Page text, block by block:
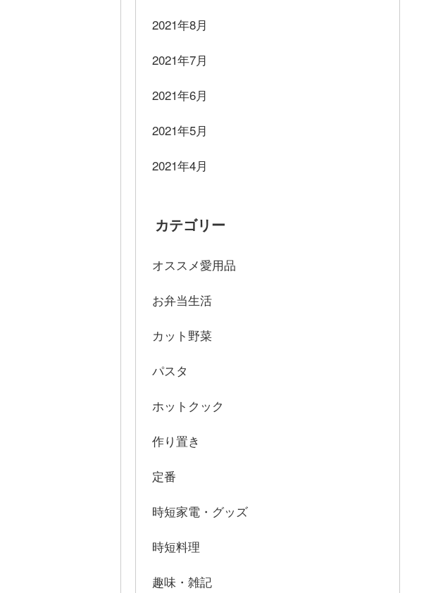
2021年8月
2021年7月
2021年6月
2021年5月
2021年4月
カテゴリー
オススメ愛用品
お弁当生活
カット野菜
パスタ
ホットクック
作り置き
定番
時短家電・グッズ
時短料理
趣味・雑記